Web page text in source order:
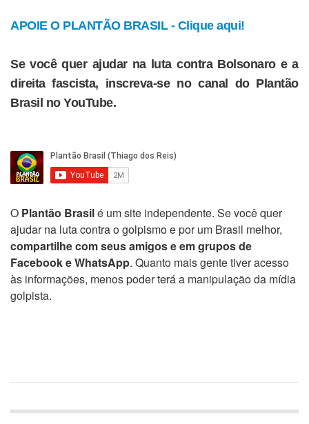
APOIE O PLANTÃO BRASIL - Clique aqui!
Se você quer ajudar na luta contra Bolsonaro e a
direita fascista, inscreva-se no canal do Plantão
Brasil no YouTube.
O Plantão Brasilé um site independente. Se você quer
ajudar na luta contra o golpismo e por um Brasil melhor,
compartilhe com seus amigos e em grupos de
Facebook e WhatsApp. Quanto mais gente tiver acesso
às informações, menos poder terá a manipulação da mídia
golpista.